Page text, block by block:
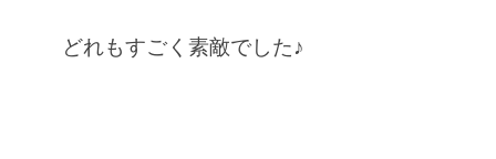
どれもすごく素敵でした♪